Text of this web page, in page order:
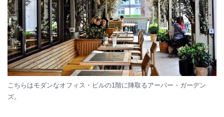
こちらはモダンなオフィス・ビルの1階に陣取るアーバー・ガーデン
ズ。